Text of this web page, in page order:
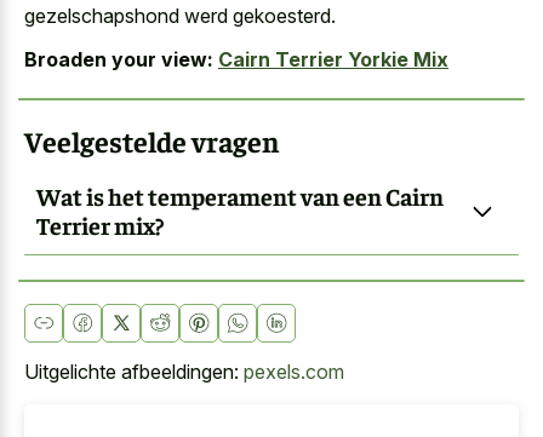
gezelschapshond werd gekoesterd.
Broaden your view: Cairn Terrier Yorkie Mix
Veelgestelde vragen
Wat is het temperament van een Cairn
Terrier mix?
Uitgelichte afbeeldingen: pexels.com